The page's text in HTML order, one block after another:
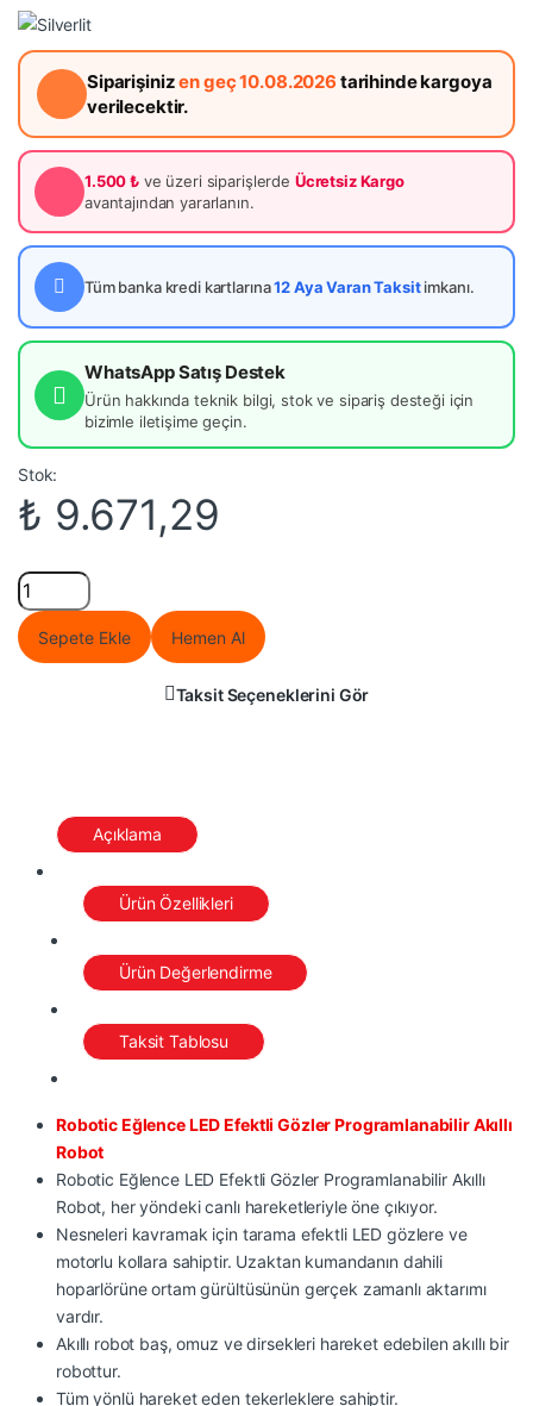
Siparişinizen geç 10.08.2026 tarihinde kargoya
verilecektir.
1.500 ₺ ve üzeri siparişlerde Ücretsiz Kargo
avantajından yararlanın.
Tüm banka kredi kartlarına12 Aya Varan Taksitimkanı.
WhatsApp Satış Destek
Ürün hakkında teknik bilgi, stok ve sipariş desteği için
bizimle iletişime geçin.
Stok:
₺ 9.671,29
Silverlit Op One Robot quantity
Sepete Ekle Hemen Al
Taksit Seçeneklerini Gör
Açıklama
Ürün Özellikleri
Ürün Değerlendirme
Taksit Tablosu
Robotic Eğlence LED Efektli Gözler Programlanabilir Akıllı
Robot
Robotic Eğlence LED Efektli Gözler Programlanabilir Akıllı
Robot, her yöndeki canlı hareketleriyle öne çıkıyor.
Nesneleri kavramak için tarama efektli LED gözlere ve
motorlu kollara sahiptir. Uzaktan kumandanın dahili
hoparlörüne ortam gürültüsünün gerçek zamanlı aktarımı
vardır.
Akıllı robot baş, omuz ve dirsekleri hareket edebilen akıllı bir
robottur.
Tüm yönlü hareket eden tekerleklere sahiptir.